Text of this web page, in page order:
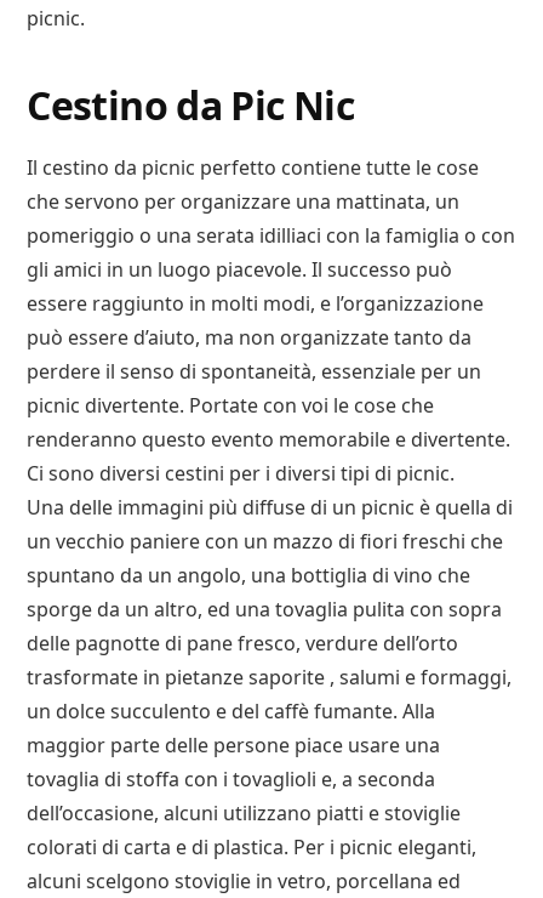
picnic.
Cestino da Pic Nic
Il cestino da picnic perfetto contiene tutte le cose
che servono per organizzare una mattinata, un
pomeriggio o una serata idilliaci con la famiglia o con
gli amici in un luogo piacevole. Il successo può
essere raggiunto in molti modi, e l’organizzazione
può essere d’aiuto, ma non organizzate tanto da
perdere il senso di spontaneità, essenziale per un
picnic divertente. Portate con voi le cose che
renderanno questo evento memorabile e divertente.
Ci sono diversi cestini per i diversi tipi di picnic.
Una delle immagini più diffuse di un picnic è quella di
un vecchio paniere con un mazzo di fiori freschi che
spuntano da un angolo, una bottiglia di vino che
sporge da un altro, ed una tovaglia pulita con sopra
delle pagnotte di pane fresco, verdure dell’orto
trasformate in pietanze saporite , salumi e formaggi,
un dolce succulento e del caffè fumante. Alla
maggior parte delle persone piace usare una
tovaglia di stoffa con i tovaglioli e, a seconda
dell’occasione, alcuni utilizzano piatti e stoviglie
colorati di carta e di plastica. Per i picnic eleganti,
alcuni scelgono stoviglie in vetro, porcellana ed